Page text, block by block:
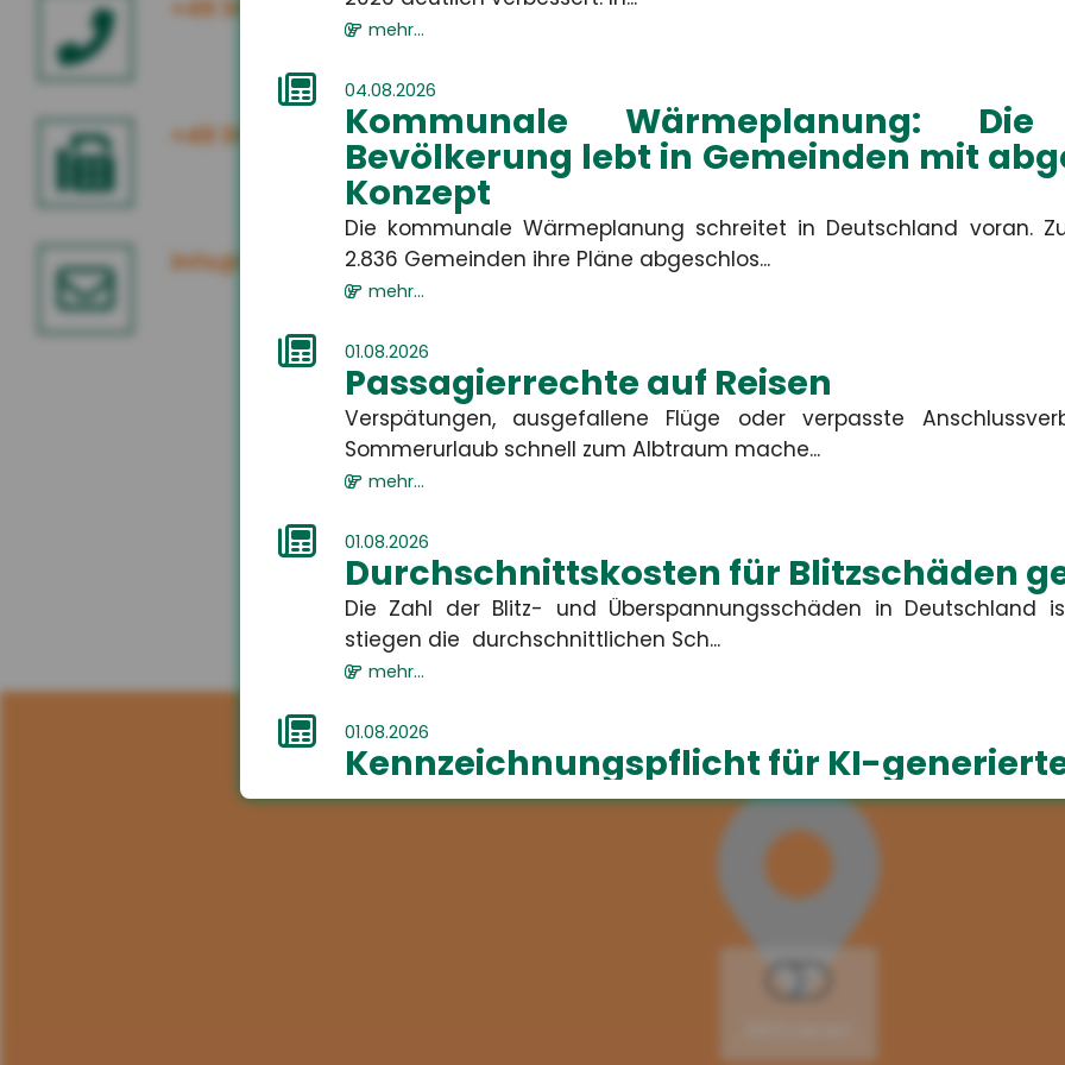
mehr...
04.08.2026
Kommunale Wärmeplanung:
Bevölkerung lebt in Gemeinden mit
Konzept
Die kommunale Wärmeplanung schreitet in Deutschland voran.
2.836 Gemeinden ihre Pläne abgeschlos...
mehr...
01.08.2026
Passagierrechte auf Reisen
Verspätungen, ausgefallene Flüge oder verpasste
Sommerurlaub schnell zum Albtraum mache...
mehr...
01.08.2026
Durchschnittskosten für Blitzschäden
Die Zahl der Blitz- und Überspannungsschäden in Deutschland
stiegen die durchschnittlichen Sch...
mehr...
01.08.2026
Kennzeichnungspflicht für KI-
Ab dem 2. August 2026 müssen Unternehmen in Deutschland KI-
Recht auf Ganztagsbetreuung für
Ab dem 1. August 2026 haben Erstklässler einen
+49 3671 6743-0
+49 3671 6743-22
info@hsh24.de
Bitte rufen
Nachricht